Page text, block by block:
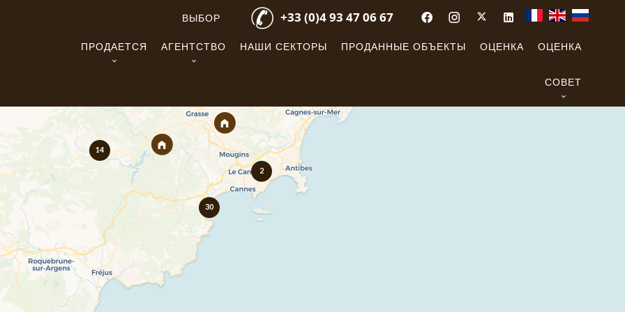
ВЫБОР +33 (0)4 93 47 06 67
ПРОДАЕТСЯ АГЕНТСТВО НАШИ СЕКТОРЫ ПРОДАННЫЕ ОБЪЕКТЫ ОЦЕНКА ОЦЕНКА
СОВЕТ
14
2
30